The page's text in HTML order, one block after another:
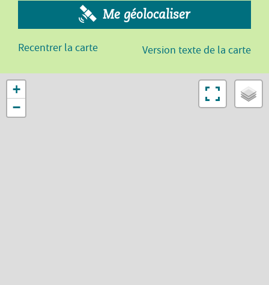
Me géolocaliser
Recentrer la carte Version texte de la carte
+
−